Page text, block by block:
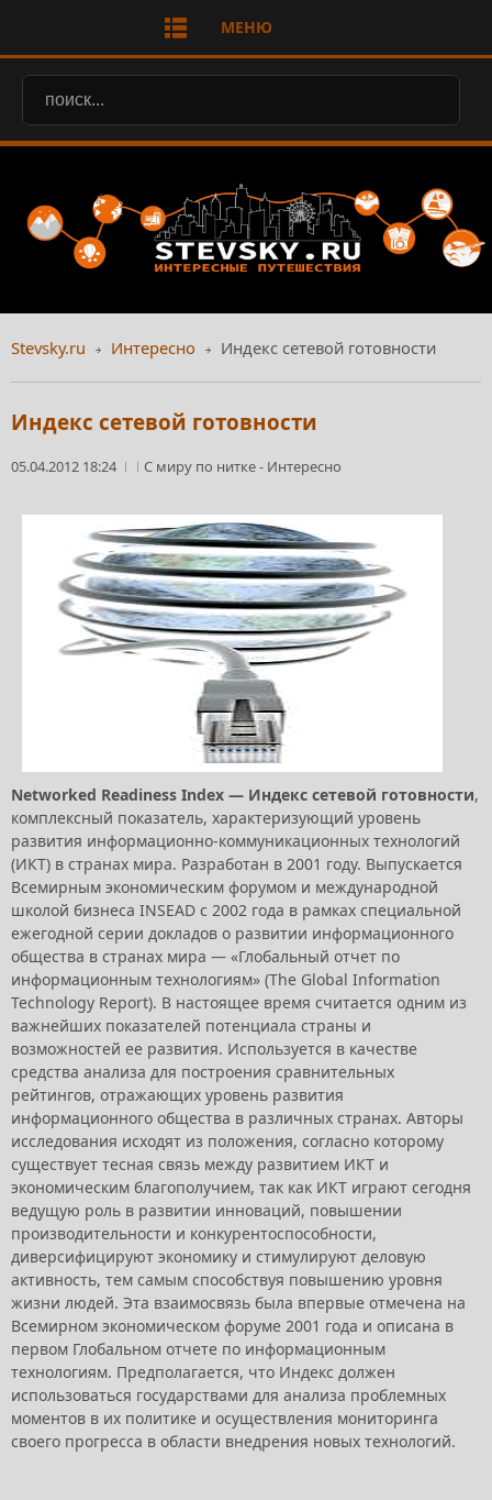
МЕНЮ
Stevsky.ru Интересно Индекс сетевой готовности
Индекс сетевой готовности
05.04.2012 18:24 С миру по нитке- Интересно
Networked Readiness Index — Индекс сетевой готовности,
комплексный показатель, характеризующий уровень
развития информационно-коммуникационных технологий
(ИКТ) в странах мира. Разработан в 2001 году. Выпускается
Всемирным экономическим форумом и международной
школой бизнеса INSEAD с 2002 года в рамках специальной
ежегодной серии докладов о развитии информационного
общества в странах мира — «Глобальный отчет по
информационным технологиям» (The Global Information
Technology Report). В настоящее время считается одним из
важнейших показателей потенциала страны и
возможностей ее развития. Используется в качестве
средства анализа для построения сравнительных
рейтингов, отражающих уровень развития
информационного общества в различных странах. Авторы
исследования исходят из положения, согласно которому
существует тесная связь между развитием ИКТ и
экономическим благополучием, так как ИКТ играют сегодня
ведущую роль в развитии инноваций, повышении
производительности и конкурентоспособности,
диверсифицируют экономику и стимулируют деловую
активность, тем самым способствуя повышению уровня
жизни людей. Эта взаимосвязь была впервые отмечена на
Всемирном экономическом форуме 2001 года и описана в
первом Глобальном отчете по информационным
технологиям. Предполагается, что Индекс должен
использоваться государствами для анализа проблемных
моментов в их политике и осуществления мониторинга
своего прогресса в области внедрения новых технологий.